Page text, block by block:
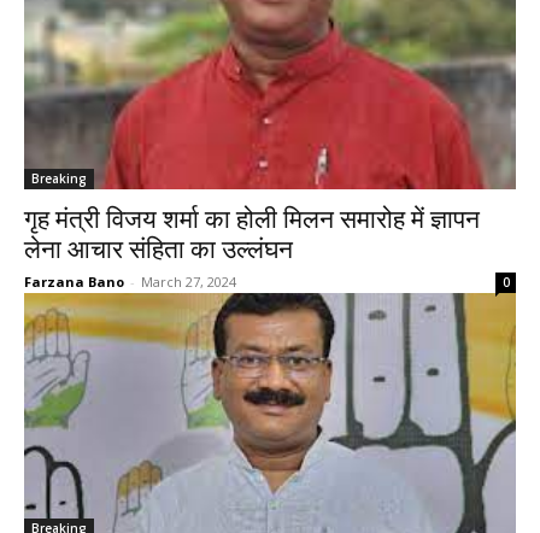
Breaking
गृह मंत्री विजय शर्मा का होली मिलन समारोह में ज्ञापन
लेना आचार संहिता का उल्लंघन
Farzana Bano - March 27, 2024 0
Breaking